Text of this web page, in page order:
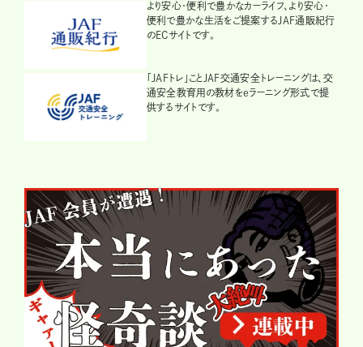
より安心・便利で豊かなカーライフ、より安心・
便利で豊かな生活をご提案するJAF通販紀行
のECサイトです。
「JAFトレ」ことJAF交通安全トレーニングは、交
通安全教育用の教材をeラーニング形式で提
供するサイトです。